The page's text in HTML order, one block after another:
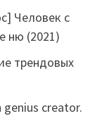
Человек с
ню (2021)
трендовых
creator.